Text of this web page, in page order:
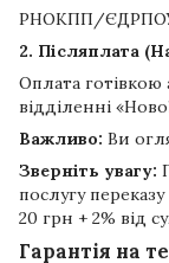
РНОКПП/ЄДРПОУ
2. Післяплата
Оплата
відділенні
Важливо: Ви
Зверніть увагу:
послугу
20 грн + 2% від
Гарантія на